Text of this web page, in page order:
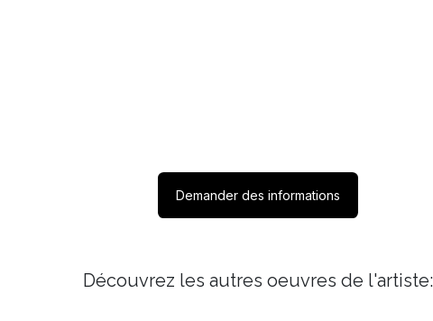
Demander des informations
Découvrez les autres oeuvres de l'artiste: